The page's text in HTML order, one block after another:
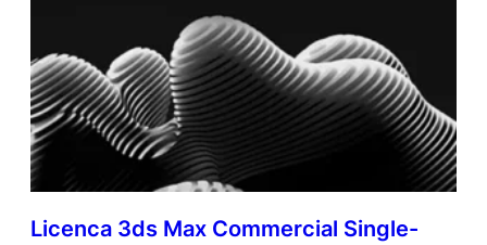
Licenca 3ds Max Commercial Single-